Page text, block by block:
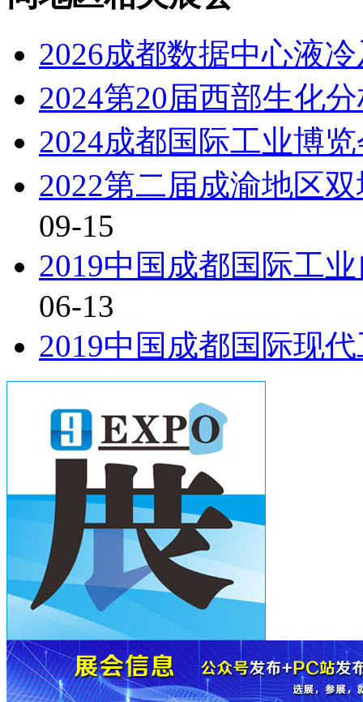
2026成都数据中心液
2024第20届西部生化
2024成都国际工业博
2022第二届成渝地区
09-15
2019中国成都国际工
06-13
2019中国成都国际现